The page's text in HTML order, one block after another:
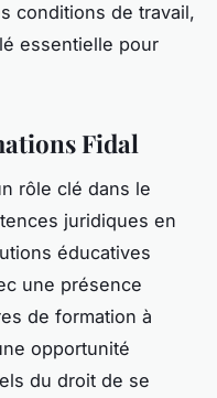
conditions de travail,
essentielle pour
Fidal
rôle clé dans le
juridiques en
éducatives
une présence
de formation à
opportunité
du droit de se